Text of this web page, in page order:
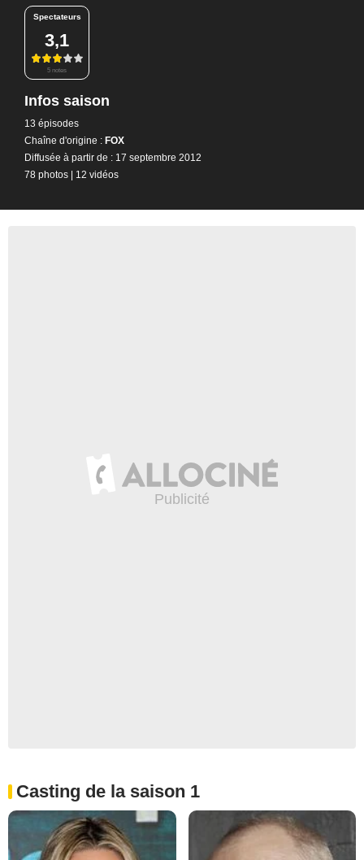
Spectateurs
3,1
5 notes
Infos saison
13 épisodes
Chaîne d'origine : FOX
Diffusée à partir de : 17 septembre 2012
78 photos | 12 vidéos
Casting de la saison 1